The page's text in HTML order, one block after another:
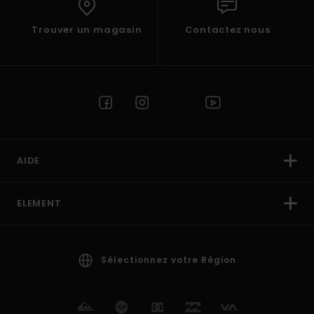
Trouver un magasin Contactez nous
AIDE
ELEMENT
Sélectionnez votre Région